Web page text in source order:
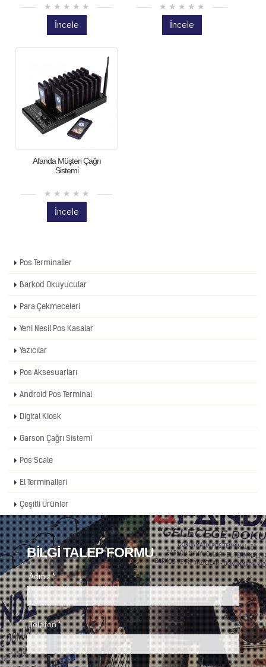
İncele İncele
Afanda Müşteri Çağrı
Sistemi
İncele
Pos Terminaller
Barkod Okuyucular
Para Çekmeceleri
Yeni Nesil Pos Kasalar
Yazıcılar
Pos Aksesuarları
Android Pos Terminal
Digital Kiosk
Garson Çağrı Sistemi
Pos Scale
El Terminalleri
Çeşitli Ürünler
BİLGİ TALEP FORMU
Adınız *
Telefon *